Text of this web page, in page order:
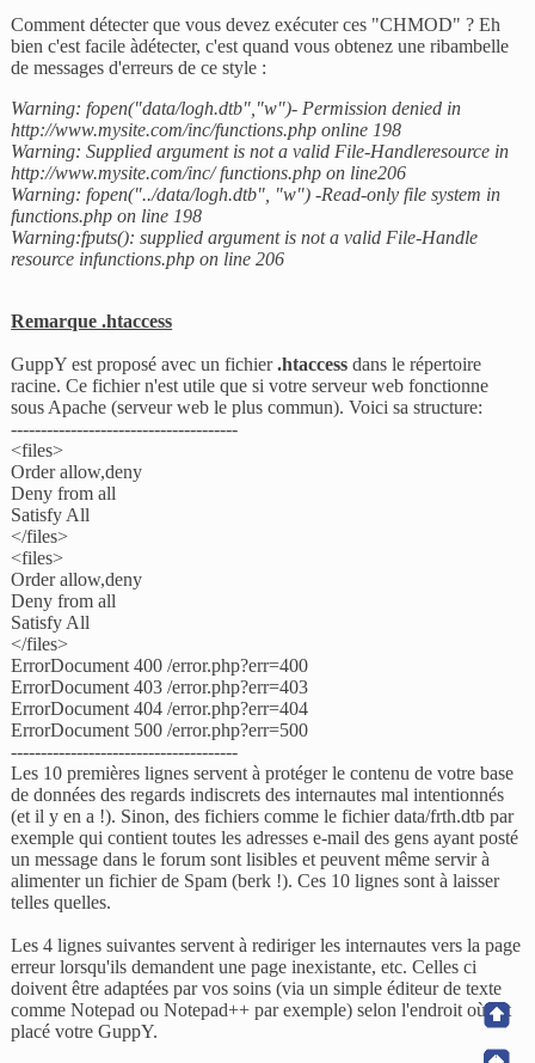
Comment détecter que vous devez exécuter ces "CHMOD" ? Eh
bien c'est facile àdétecter, c'est quand vous obtenez une ribambelle
de messages d'erreurs de ce style :
Warning: fopen("data/logh.dtb","w")- Permission denied in
http://www.mysite.com/inc/functions.php online 198
Warning: Supplied argument is not a valid File-Handleresource in
http://www.mysite.com/inc/ functions.php on line206
Warning: fopen("../data/logh.dtb", "w") -Read-only file system in
functions.php on line 198
Warning:fputs(): supplied argument is not a valid File-Handle
resource infunctions.php on line 206
Remarque .htaccess
GuppY est proposé avec un fichier.htaccess dans le répertoire
racine. Ce fichier n'est utile que si votre serveur web fonctionne
sous Apache (serveur web le plus commun). Voici sa structure:
--------------------------------------
<files>
Order allow,deny
Deny from all
Satisfy All
</files>
<files>
Order allow,deny
Deny from all
Satisfy All
</files>
ErrorDocument 400 /error.php?err=400
ErrorDocument 403 /error.php?err=403
ErrorDocument 404 /error.php?err=404
ErrorDocument 500 /error.php?err=500
--------------------------------------
Les 10 premières lignes servent à protéger le contenu de votre base
de données des regards indiscrets des internautes mal intentionnés
(et il y en a !). Sinon, des fichiers comme le fichier data/frth.dtb par
exemple qui contient toutes les adresses e-mail des gens ayant posté
un message dans le forum sont lisibles et peuvent même servir à
alimenter un fichier de Spam (berk !). Ces 10 lignes sont à laisser
telles quelles.
Les 4 lignes suivantes servent à rediriger les internautes vers la page
erreur lorsqu'ils demandent une page inexistante, etc. Celles ci
doivent être adaptées par vos soins (via un simple éditeur de texte
comme Notepad ou Notepad++ par exemple) selon l'endroit où est
placé votre GuppY.